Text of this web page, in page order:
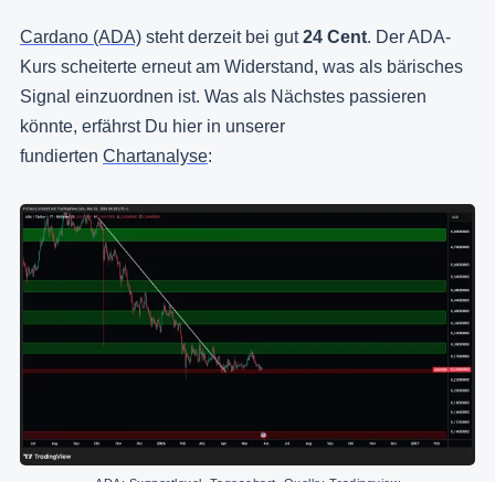
Cardano (ADA) steht derzeit bei gut24 Cent. Der ADA-
Kurs scheiterte erneut am Widerstand, was als bärisches
Signal einzuordnen ist. Was als Nächstes passieren
könnte, erfährst Du hier in unserer
fundierten Chartanalyse: